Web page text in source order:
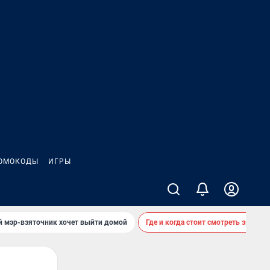
ИГРЫ
мэр-взяточник хочет выйти домой Где и когда стоит смотреть